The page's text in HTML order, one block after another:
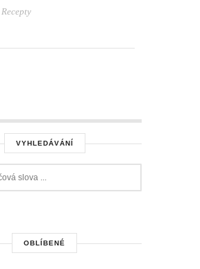
Recepty
VYHLEDÁVÁNÍ
OBLÍBENÉ